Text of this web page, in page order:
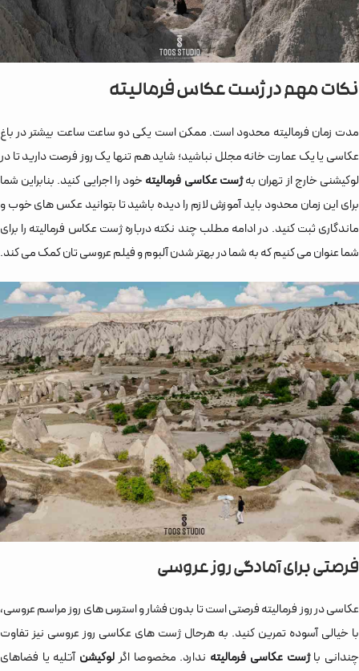
نکات مهم در ژست عکاس فرمالیته
مدت زمان فرمالیته محدود است. ممکن است یکی دو ساعت ساعت بیشتر در باغ
عکاسی یا یک عمارت خانه مجلل نباشید؛ شاید هم تنها یک روز فرصت دارید تا در
لوکیشنی خارج از تهران بهژست عکاسی فرمالیتهخود را اجرایی کنید. بنابراین شما
برای این زمان محدود باید آموزش لازم را دیده باشید تا بتوانید عکس های خوب و
ماندگاری ثبت کنید. در ادامه مطلب چند نکته درباره ژست عکاس فرمالیته را برای
شما عنوان می کنیم که به شما در بهتر شدن آلبوم و فیلم عروسی تان کمک می کند.
فرصتی برای آمادگی روز عروسی
عکاسی در روز فرمالیته فرصتی است تا بدون فشار و استرس های روز مراسم عروسی،
با خیالی آسوده تمرین کنید. به هرحال ژست های عکاسی روز عروسی نیز تفاوت
چندانی باژست عکاسی فرمالیته ندارد. مخصوصا اگر لوکیشن آتلیه یا فضاهای